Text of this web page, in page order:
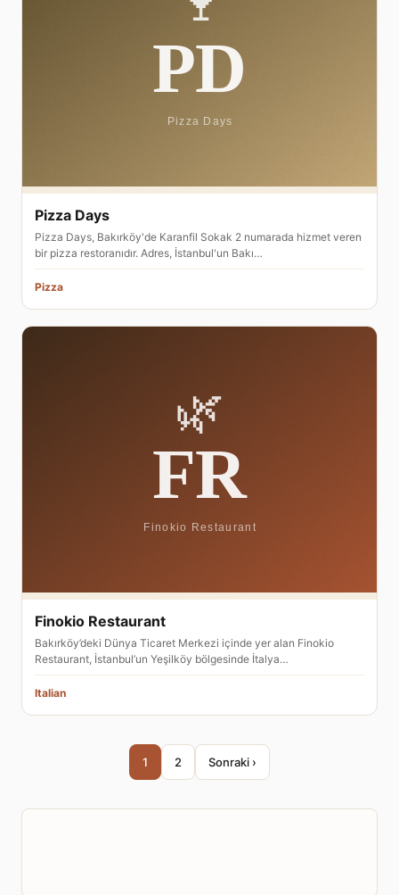
Pizza Days
Pizza Days, Bakırköy'de Karanfil Sokak 2 numarada hizmet veren
bir pizza restoranıdır. Adres, İstanbul'un Bakı…
Pizza
Finokio Restaurant
Bakırköy’deki Dünya Ticaret Merkezi içinde yer alan Finokio
Restaurant, İstanbul’un Yeşilköy bölgesinde İtalya…
Italian
1 2 Sonraki ›